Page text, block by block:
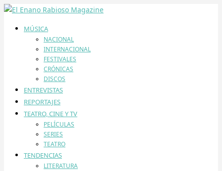
MÚSICA
NACIONAL
INTERNACIONAL
FESTIVALES
CRÓNICAS
DISCOS
ENTREVISTAS
REPORTAJES
TEATRO, CINE Y TV
PELÍCULAS
SERIES
TEATRO
TENDENCIAS
LITERATURA